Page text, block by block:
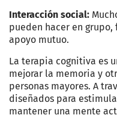
Interacción social:
pueden hacer en
apoyo mutuo.
La terapia cognitiva es
mejorar la memoria y
personas mayores. A
diseñados para
mantener una mente